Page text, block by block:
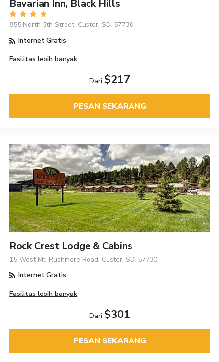
Bavarian Inn, Black Hills
855 North 5th Street, Custer, SD, 57730
Internet Gratis
Fasilitas lebih banyak
Dari $217
PESAN SEKARANG
Rock Crest Lodge & Cabins
15 West Mt. Rushmore Road, Custer, SD, 57730
Internet Gratis
Fasilitas lebih banyak
Dari $301
PESAN SEKARANG